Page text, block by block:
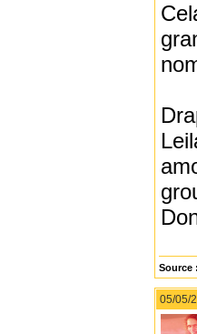
Source :
05/05/